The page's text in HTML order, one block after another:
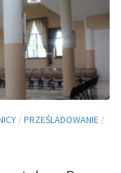
/PRZEŚLADOWANIE /